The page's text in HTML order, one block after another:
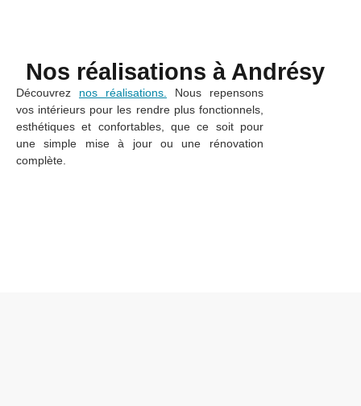
Nos réalisations à Andrésy
Découvrez nos réalisations. Nous repensons
vos intérieurs pour les rendre plus fonctionnels,
esthétiques et confortables, que ce soit pour
une simple mise à jour ou une rénovation
complète.